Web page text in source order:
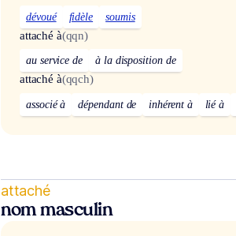
dévoué fidèle soumis
attaché à(qqn)
au service de à la disposition de
attaché à(qqch)
associé à dépendant de inhérent à lié à
attaché
nom masculin